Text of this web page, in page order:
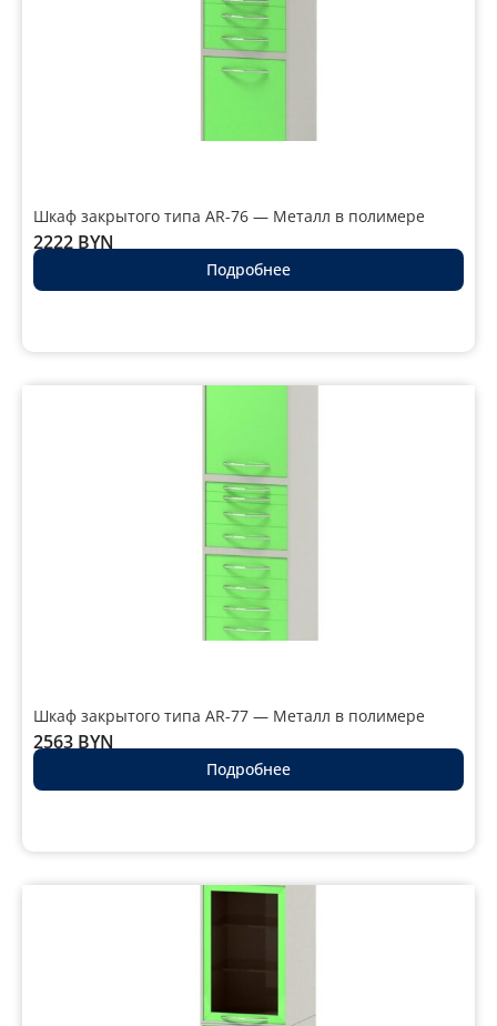
Шкаф закрытого типа AR-76 — Металл в полимере
2222 BYN
Подробнее
Шкаф закрытого типа AR-77 — Металл в полимере
2563 BYN
Подробнее